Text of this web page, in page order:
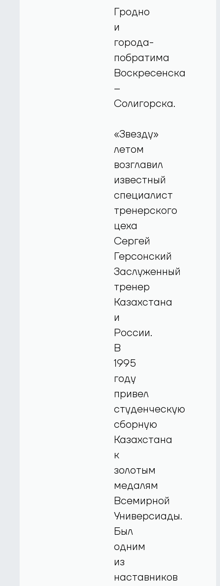
Гродно
и
города-
побратима
Воскресенска
–
Солигорска.
«Звезду»
летом
возглавил
известный
специалист
тренерского
цеха
Сергей
Герсонский
Заслуженный
тренер
Казахстана
и
России.
В
1995
году
привел
студенческую
сборную
Казахстана
к
золотым
медалям
Всемирной
Универсиады.
Был
одним
из
наставников